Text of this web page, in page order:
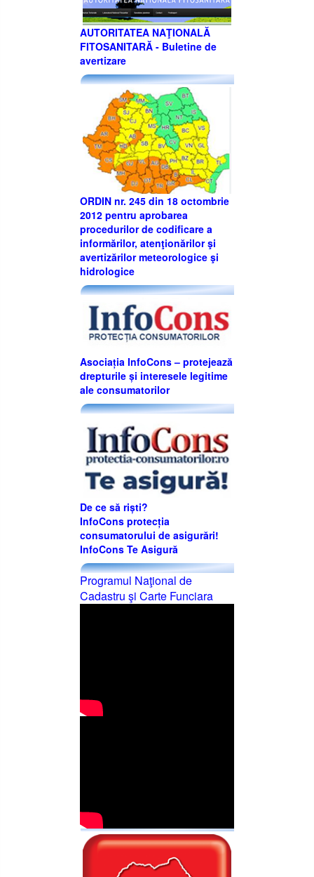
AUTORITATEA NAŢIONALĂ
FITOSANITARĂ - Buletine de
avertizare
ORDIN nr. 245 din 18 octombrie
2012 pentru aprobarea
procedurilor de codificare a
informărilor, atenţionărilor şi
avertizărilor meteorologice şi
hidrologice
Asociația InfoCons – protejează
drepturile și interesele legitime
ale consumatorilor
De ce să riști?
InfoCons protecția
consumatorului de asigurări!
InfoCons Te Asigură
Programul Naţional de
Cadastru şi Carte Funciara